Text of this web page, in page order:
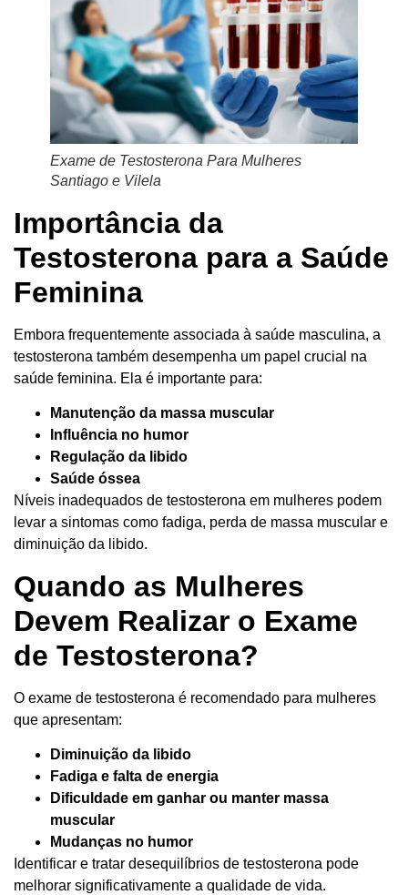
Exame de Testosterona Para Mulheres
Santiago e Vilela
Importância da
Testosterona para a Saúde
Feminina
Embora frequentemente associada à saúde masculina, a
testosterona também desempenha um papel crucial na
saúde feminina. Ela é importante para:
Manutenção da massa muscular
Influência no humor
Regulação da libido
Saúde óssea
Níveis inadequados de testosterona em mulheres podem
levar a sintomas como fadiga, perda de massa muscular e
diminuição da libido.
Quando as Mulheres
Devem Realizar o Exame
de Testosterona?
O exame de testosterona é recomendado para mulheres
que apresentam:
Diminuição da libido
Fadiga e falta de energia
Dificuldade em ganhar ou manter massa
muscular
Mudanças no humor
Identificar e tratar desequilíbrios de testosterona pode
melhorar significativamente a qualidade de vida.